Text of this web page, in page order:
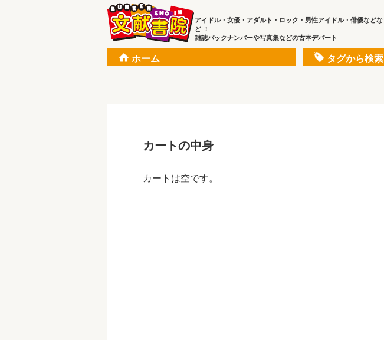
アイドル・女優・アダルト・ロック・男性アイドル・俳優などな
ど ！
雑誌バックナンバーや写真集などの古本デパート
ホーム タグから検索
カートの中身
カートは空です。